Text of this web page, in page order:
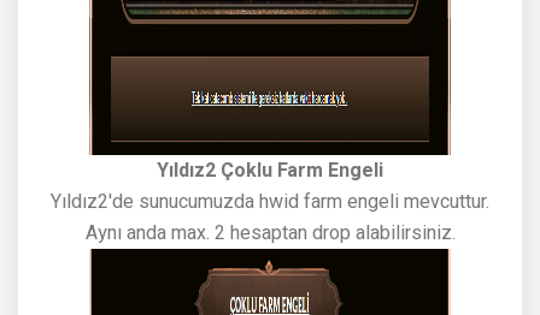
Yıldız2 Çoklu Farm Engeli
Yıldız2'de sunucumuzda hwid farm engeli mevcuttur.
Aynı anda max. 2 hesaptan drop alabilirsiniz.